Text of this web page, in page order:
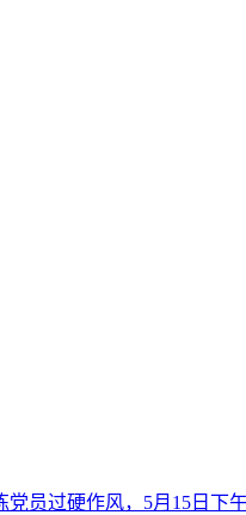
员过硬作风，5月15日下